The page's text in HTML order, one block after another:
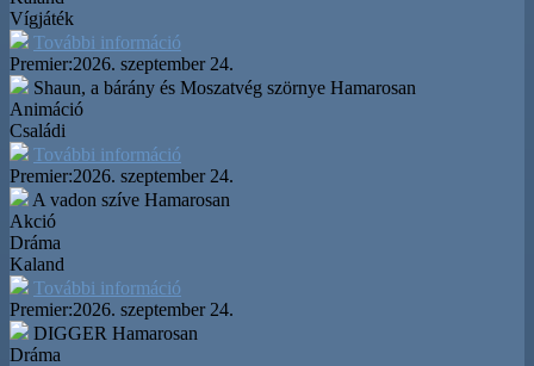
Vígjáték
További információ
Premier:2026. szeptember 24.
Shaun, a bárány és Moszatvég szörnye Hamarosan
Animáció
Családi
További információ
Premier:2026. szeptember 24.
A vadon szíve Hamarosan
Akció
Dráma
Kaland
További információ
Premier:2026. szeptember 24.
DIGGER Hamarosan
Dráma